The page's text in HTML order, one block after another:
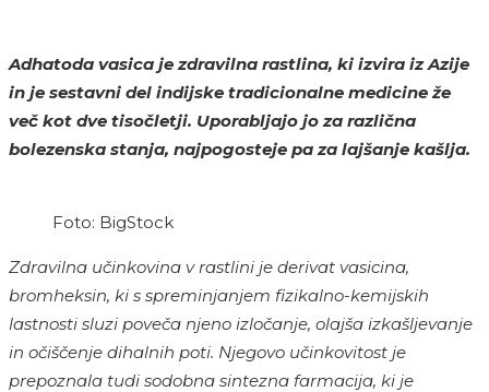
Adhatoda vasica je zdravilna rastlina, ki izvira iz Azije
in je sestavni del indijske tradicionalne medicine že
več kot dve tisočletji. Uporabljajo jo za različna
bolezenska stanja, najpogosteje pa za lajšanje kašlja.
Foto: BigStock
Zdravilna učinkovina v rastlini je derivat vasicina,
bromheksin, ki s spreminjanjem fizikalno-kemijskih
lastnosti sluzi poveča njeno izločanje, olajša izkašljevanje
in očiščenje dihalnih poti. Njegovo učinkovitost je
prepoznala tudi sodobna sintezna farmacija, ki je